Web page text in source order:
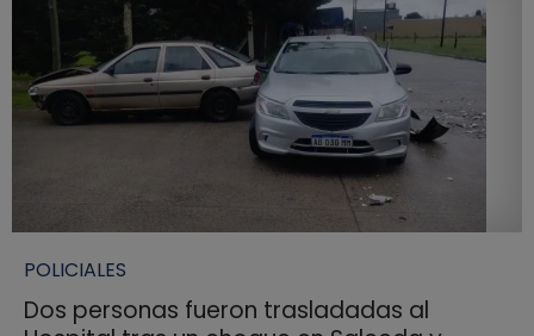
POLICIALES
Dos personas fueron trasladadas al